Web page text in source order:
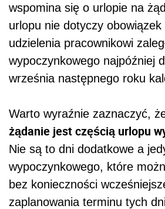
wspomina się o urlopie na
urlopu nie dotyczy
udzielenia pracownikowi
wypoczynkowego najpóźniej
września następnego roku
Warto wyraźnie zaznaczyć,
żądanie jest częścią urlopu
Nie są to dni dodatkowe a
wypoczynkowego, które
bez konieczności
zaplanowania terminu tych